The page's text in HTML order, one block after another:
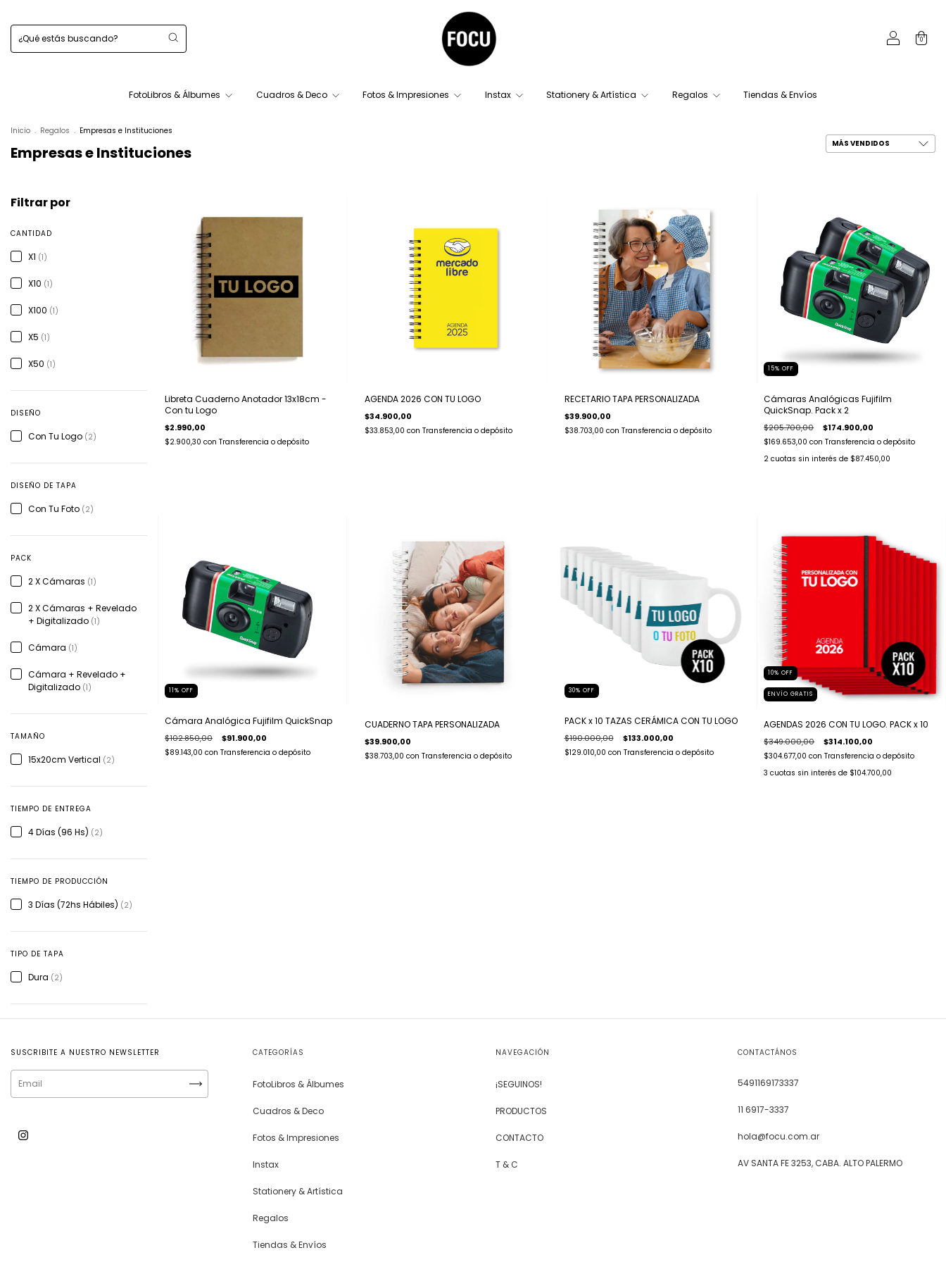
0
FotoLibros & Álbumes Cuadros & Deco Fotos & Impresiones Instax Stationery & Artística Regalos Tiendas & Envíos
Inicio . Regalos . Empresas e Instituciones
Empresas e Instituciones
Filtrar por
CANTIDAD
X1 (1)
X10 (1)
X100 (1)
X5 (1)
X50 (1)
DISEÑO
Con Tu Logo (2)
DISEÑO DE TAPA
Con Tu Foto (2)
PACK
2 X Cámaras (1)
2 X Cámaras + Revelado
+ Digitalizado (1)
Cámara (1)
Cámara + Revelado +
Digitalizado (1)
TAMAÑO
15x20cm Vertical (2)
TIEMPO DE ENTREGA
4 Días (96 Hs) (2)
TIEMPO DE PRODUCCIÓN
3 Días (72hs Hábiles) (2)
TIPO DE TAPA
Dura (2)
Libreta Cuaderno Anotador 13x18cm -
Con tu Logo
$2.990,00
$2.900,30 con Transferencia o depósito
AGENDA 2026 CON TU LOGO
$34.900,00
$33.853,00 con Transferencia o depósito
RECETARIO TAPA PERSONALIZADA
$39.900,00
$38.703,00 con Transferencia o depósito
15%OFF
Cámaras Analógicas Fujifilm
QuickSnap. Pack x 2
$205.700,00 $174.900,00
$169.653,00con Transferencia o depósito
2 cuotas sin interés de $87.450,00
11% OFF
Cámara Analógica Fujifilm QuickSnap
$102.850,00 $91.900,00
$89.143,00 con Transferencia o depósito
CUADERNO TAPA PERSONALIZADA
$39.900,00
$38.703,00 con Transferencia o depósito
30% OFF
PACK x 10 TAZAS CERÁMICA CON TU LOGO
$190.000,00 $133.000,00
$129.010,00 con Transferencia o depósito
10%OFF
ENVÍO GRATIS
AGENDAS 2026 CON TU LOGO. PACK x 10
$349.000,00 $314.100,00
$304.677,00con Transferencia o depósito
3 cuotas sin interés de $104.700,00
SUSCRIBITE A NUESTRO NEWSLETTER CATEGORÍAS
FotoLibros & Álbumes
Cuadros & Deco
Fotos & Impresiones
Instax
Stationery & Artística
Regalos
Tiendas & Envíos
NAVEGACIÓN
¡SEGUINOS!
PRODUCTOS
CONTACTO
T & C
CONTACTÁNOS
5491169173337
11 6917-3337
hola@focu.com.ar
AV SANTA FE 3253, CABA. ALTO PALERMO